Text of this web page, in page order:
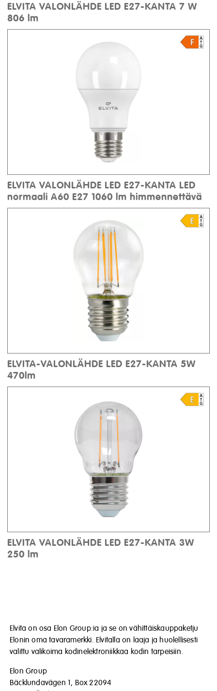
ELVITA VALONLÄHDE LED E27-KANTA 7 W
806 lm
ELVITA VALONLÄHDE LED E27-KANTA LED
normaali A60 E27 1060 lm himmennettävä
ELVITA-VALONLÄHDE LED E27-KANTA 5W
470lm
ELVITA VALONLÄHDE LED E27-KANTA 3W
250 lm
Elvita on osa Elon Group:ia ja se on vähittäiskauppaketju
Elonin oma tavaramerkki. Elvitalla on laaja ja huolellisesti
valittu valikoima kodinelektroniikkaa kodin tarpeisiin.
Elon Group
Bäcklundavägen 1, Box 22094